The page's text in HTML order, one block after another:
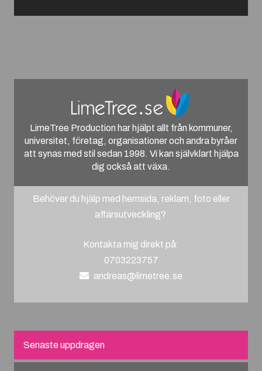
LimeTree Production har hjälpt allt från kommuner,
universitet, företag, organisationer och andra byråer
att synas med stil sedan 1998. Vi kan självklart hjälpa
dig också att växa.
Behöver du hjälp med hemsida, reklam, foto eller
affärsutveckling?
Kontakta mig direkt på:
0703223757
andreas@limetree.se
Senaste uppdragen